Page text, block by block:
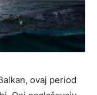
ovaj period